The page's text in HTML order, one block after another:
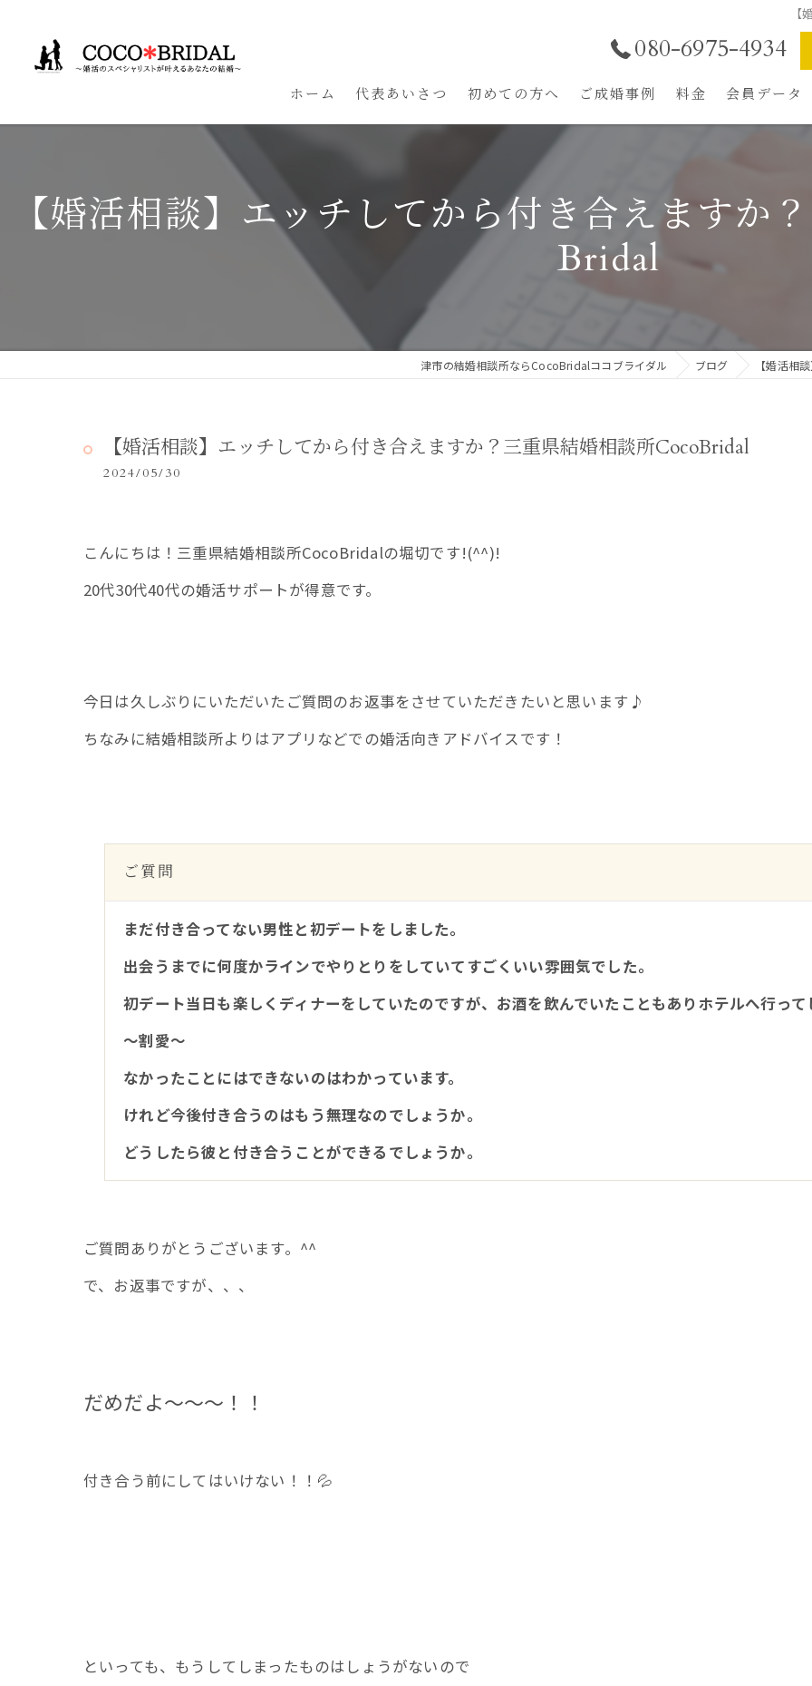
080-6975-4934
ホーム 代表あいさつ 初めての方へ
結婚相談所の選び方
年中無休LINE相談
ご成婚までの流れ
ご成婚事例 料金 会員データ
【婚活相談】エッチしてから付き合えますか
Bridal
津市の結婚相談所ならCocoBridalココブライダル ブログ 【婚活相
【婚活相談】エッチしてから付き合えますか？三重県結婚相談所CocoBridal
2024/05/30
こんにちは！三重県結婚相談所CocoBridalの堀切です!(^^)!
20代30代40代の婚活サポートが得意です。
今日は久しぶりにいただいたご質問のお返事をさせていただきたいと思います♪
ちなみに結婚相談所よりはアプリなどでの婚活向きアドバイスです！
ご質問
まだ付き合ってない男性と初デートをしました。
出会うまでに何度かラインでやりとりをしていてすごくいい雰囲気でした。
初デート当日も楽しくディナーをしていたのですが、お酒を飲んでいたこともありホテルへ行って
～割愛～
なかったことにはできないのはわかっています。
けれど今後付き合うのはもう無理なのでしょうか。
どうしたら彼と付き合うことができるでしょうか。
ご質問ありがとうございます。^^
で、お返事ですが、、、
だめだよ～～～！！
付き合う前にしてはいけない！！💦
といっても、もうしてしまったものはしょうがないので